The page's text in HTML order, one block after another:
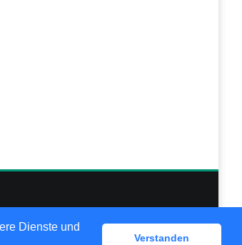
Dienste und
Verstanden